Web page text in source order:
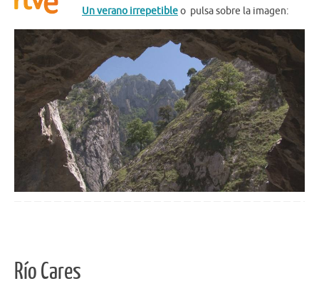
Un verano irrepetibleo pulsa sobre la imagen:
Río Cares